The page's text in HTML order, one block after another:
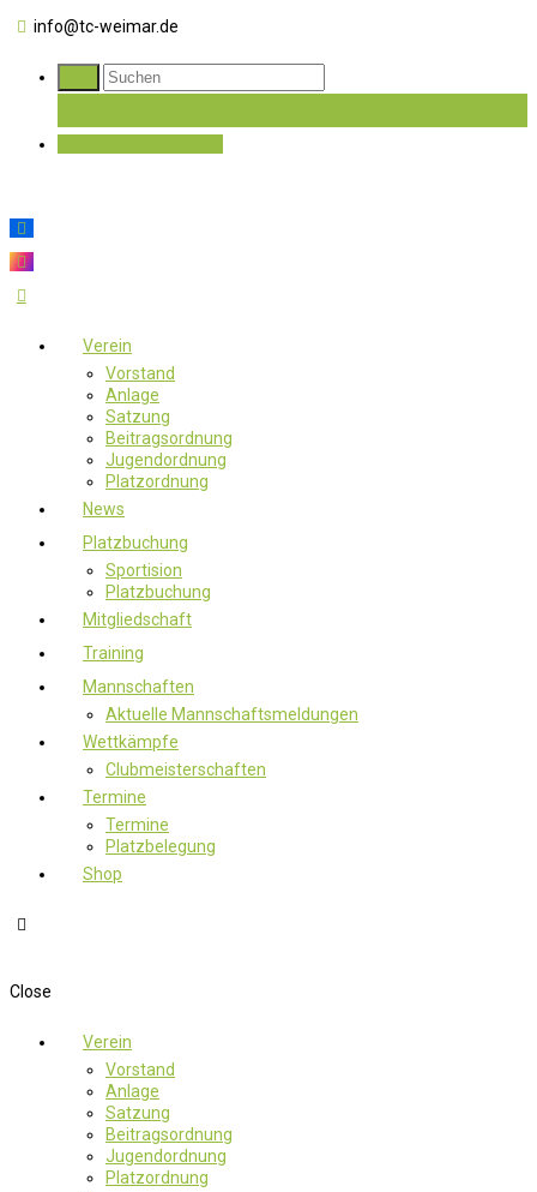
info@tc-weimar.de
Verein
Vorstand
Anlage
Satzung
Beitragsordnung
Jugendordnung
Platzordnung
News
Platzbuchung
Sportision
Platzbuchung
Mitgliedschaft
Training
Mannschaften
Aktuelle Mannschaftsmeldungen
Wettkämpfe
Clubmeisterschaften
Termine
Termine
Platzbelegung
Shop
Close
Verein
Vorstand
Anlage
Satzung
Beitragsordnung
Jugendordnung
Platzordnung